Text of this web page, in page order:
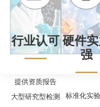
行业认可
提供资质报告
大型研究型检测
硬件
强
标准化实